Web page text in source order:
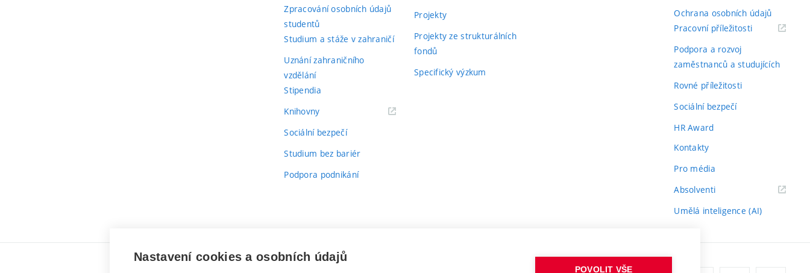
Zpracování osobních údajů
studentů
Studium a stáže v zahraničí
Uznání zahraničního
vzdělání
Stipendia
Knihovny(externí
Sociální bezpečí
Studium bez bariér
Podpora podnikání
Projekty
Projekty ze strukturálních
fondů
Specifický výzkum
Ochrana osobních údajů
Pracovní příležitosti(externí
Podpora a rozvoj
zaměstnanců a studujících
Rovné příležitosti
Sociální bezpečí
HR Award
Kontakty
Pro média
Absolventi(externí
Umělá inteligence (AI)
Nastavení cookies a osobních údajů
POVOLIT VŠE